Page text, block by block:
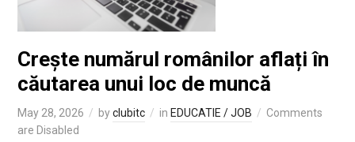
Crește numărul românilor aflați în
căutarea unui loc de muncă
May 28, 2026 byclubitc in EDUCATIE / JOB
Comments
are Disabled